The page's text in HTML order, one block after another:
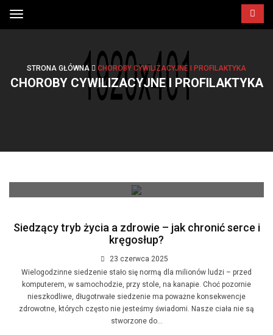
Przełącz
menu
STRONA GŁÓWNA CHOROBY CYWILIZACYJNE I PROFILAKTYKA
CHOROBY CYWILIZACYJNE I PROFILAKTYKA
Siedzący tryb życia a zdrowie – jak chronić serce i
kręgosłup?
23 czerwca 2025
Wielogodzinne siedzenie stało się normą dla milionów ludzi – przed
komputerem, w samochodzie, przy stole, na kanapie. Choć pozornie
nieszkodliwe, długotrwałe siedzenie ma poważne konsekwencje
zdrowotne, których często nie jesteśmy świadomi. Nasze ciała nie są
stworzone do...